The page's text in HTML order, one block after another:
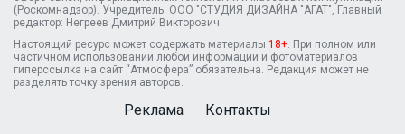
(Роскомнадзор). Учредитель: ООО "СТУДИЯ ДИЗАЙНА "АГАТ", Главный
редактор: Негреев Дмитрий Викторович
Настоящий ресурс может содержать материалы 18+ . При полном или
частичном использовании любой информации и фотоматериалов
гиперссылка на сайт “Атмосфера” обязательна. Редакция может не
разделять точку зрения авторов.
Реклама Контакты